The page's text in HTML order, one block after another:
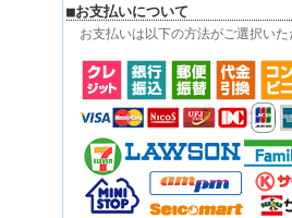
■お支払いについて
お支払いは以下の方法がご選択い